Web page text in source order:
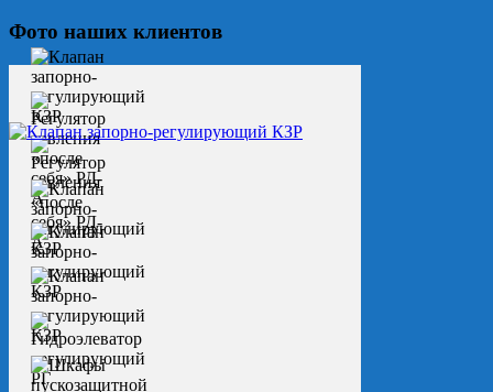
Фото наших клиентов